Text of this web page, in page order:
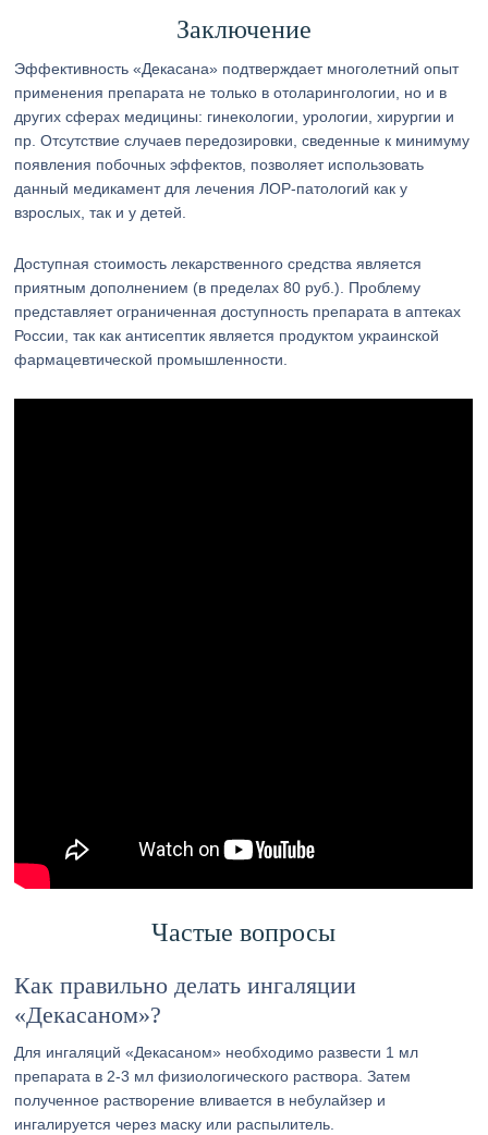
Заключение
Эффективность «Декасана» подтверждает многолетний опыт
применения препарата не только в отоларингологии, но и в
других сферах медицины: гинекологии, урологии, хирургии и
пр. Отсутствие случаев передозировки, сведенные к минимуму
появления побочных эффектов, позволяет использовать
данный медикамент для лечения ЛОР-патологий как у
взрослых, так и у детей.
Доступная стоимость лекарственного средства является
приятным дополнением (в пределах 80 руб.). Проблему
представляет ограниченная доступность препарата в аптеках
России, так как антисептик является продуктом украинской
фармацевтической промышленности.
Частые вопросы
Как правильно делать ингаляции
«Декасаном»?
Для ингаляций «Декасаном» необходимо развести 1 мл
препарата в 2-3 мл физиологического раствора. Затем
полученное растворение вливается в небулайзер и
ингалируется через маску или распылитель.